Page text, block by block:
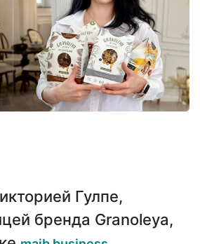
Гулпе,
бренда Granoleya,